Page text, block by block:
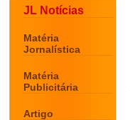
JL Notícias
Matéria
Jornalística
Matéria
Publicitária
Artigo